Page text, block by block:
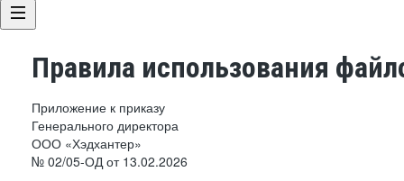
Правила использования
Приложение к приказу
Генерального директора
ООО «Хэдхантер»
№ 02/05-ОД от 13.02.2026